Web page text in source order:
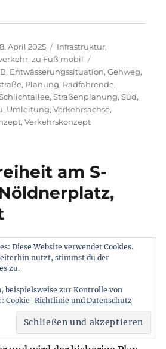
April 2025 Kategorien
Infrastruktur,
,zu Fuß mobil
, Entwässerungssituation,Gehweg,
, Planung, Radfahrende,
,Straßenplanung,Süd,
, Umleitung,Verkehrsachse,
,Verkehrskonzept
am S-
aktuelle #Zeitplan
für den
#Umbaudes S-Bahnhofs
Diese Website verwendet Cookies.
nutzt, stimmst du der
zu.
beispielsweise zur Kontrolle von
Cookie-Richtlinie und Datenschutz